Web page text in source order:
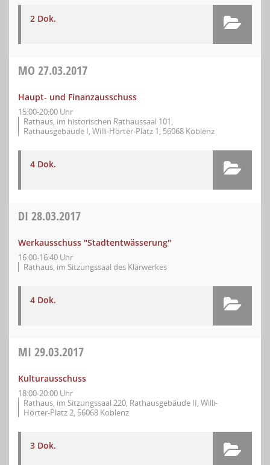
2 Dok.
MO 27.03.2017
Haupt- und Finanzausschuss
15:00-20:00 Uhr
Rathaus, im historischen Rathaussaal 101,
Rathausgebäude I, Willi-Hörter-Platz 1, 56068 Koblenz
4 Dok.
DI 28.03.2017
Werkausschuss "Stadtentwässerung"
16:00-16:40 Uhr
Rathaus, im Sitzungssaal des Klärwerkes
4 Dok.
MI 29.03.2017
Kulturausschuss
18:00-20:00 Uhr
Rathaus, im Sitzungssaal 220, Rathausgebäude II, Willi-
Hörter-Platz 2, 56068 Koblenz
3 Dok.